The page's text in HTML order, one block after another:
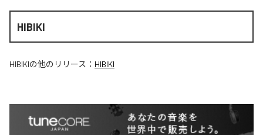
HIBIKI
HIBIKIの他のリリース： HIBIKI